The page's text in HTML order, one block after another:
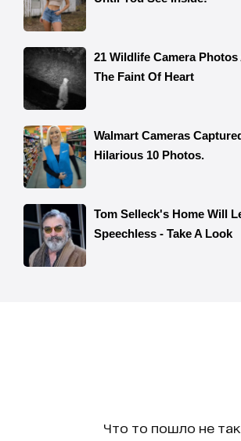
Что то пошло не так...